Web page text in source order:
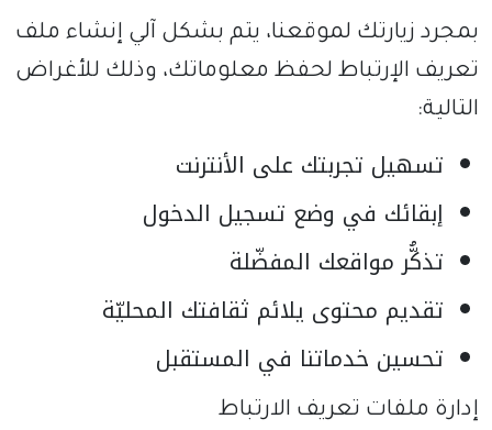
بمجرد زيارتك لموقعنا، يتم بشكل آلي إنشاء ملف
تعريف الإرتباط لحفظ معلوماتك، وذلك للأغراض
التالية:
تسهيل تجربتك على الأنترنت
إبقائك في وضع تسجيل الدخول
تذكُّر مواقعك المفضّلة
تقديم محتوى يلائم ثقافتك المحليّة
تحسين خدماتنا في المستقبل
إدارة ملفات تعريف الارتباط